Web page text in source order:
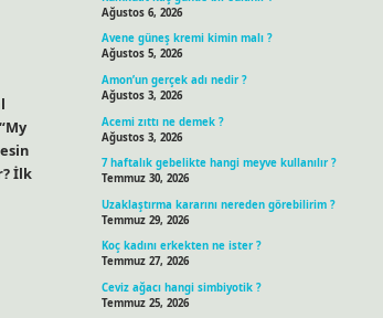
İlk
Ağustos 6, 2026
Avene güneş kremi kimin malı ?
Ağustos 5, 2026
Amon’un gerçek adı nedir ?
Ağustos 3, 2026
Acemi zıttı ne demek ?
Ağustos 3, 2026
7 haftalık gebelikte hangi meyve kullanılır ?
Temmuz 30, 2026
Uzaklaştırma kararını nereden görebilirim ?
Temmuz 29, 2026
Koç kadını erkekten ne ister ?
Temmuz 27, 2026
Ceviz ağacı hangi simbiyotik ?
Temmuz 25, 2026